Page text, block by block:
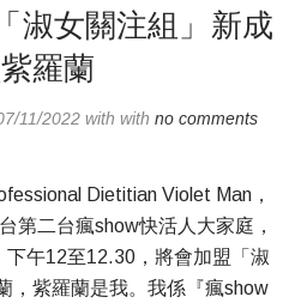
淑女關注組」新成
羅蘭
11/2022 with with no comments
Dietitian Violet Man，
第二台瘋show快活人大家庭，
午12至12.30，將會加盟「淑
，紫羅蘭是我。我係『瘋show